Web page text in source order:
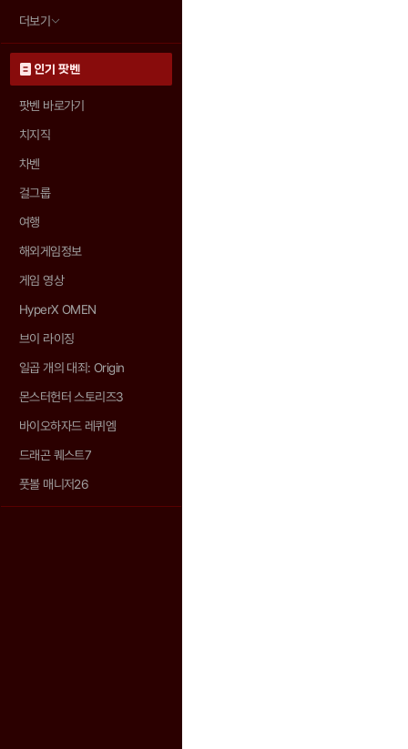
더보기
인기 팟벤
팟벤 바로가기
치지직
차벤
걸그룹
여행
해외게임정보
게임 영상
HyperX OMEN
브이 라이징
일곱 개의 대죄: Origin
몬스터헌터 스토리즈3
바이오하자드 레퀴엠
드래곤 퀘스트7
풋볼 매니저26